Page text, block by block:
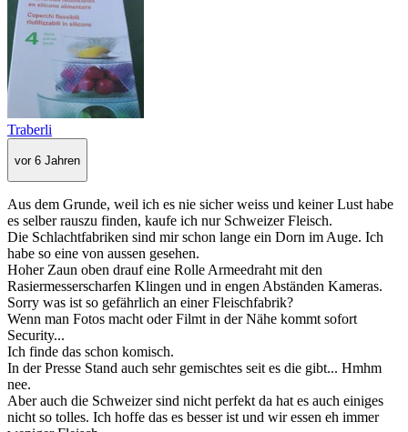
Traberli
vor 6 Jahren
Aus dem Grunde, weil ich es nie sicher weiss und keiner Lust habe
es selber rauszu finden, kaufe ich nur Schweizer Fleisch.
Die Schlachtfabriken sind mir schon lange ein Dorn im Auge. Ich
habe so eine von aussen gesehen.
Hoher Zaun oben drauf eine Rolle Armeedraht mit den
Rasiermesserscharfen Klingen und in engen Abständen Kameras.
Sorry was ist so gefährlich an einer Fleischfabrik?
Wenn man Fotos macht oder Filmt in der Nähe kommt sofort
Security...
Ich finde das schon komisch.
In der Presse Stand auch sehr gemischtes seit es die gibt... Hmhm
nee.
Aber auch die Schweizer sind nicht perfekt da hat es auch einiges
nicht so tolles. Ich hoffe das es besser ist und wir essen eh immer